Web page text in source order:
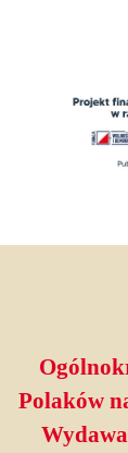
Polaków